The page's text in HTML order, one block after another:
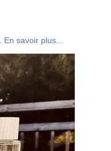
En savoir plus...